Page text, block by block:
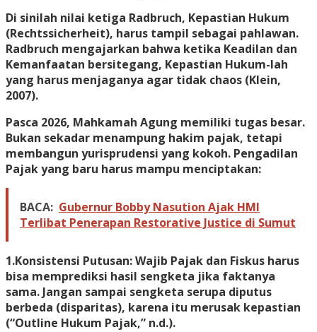
Di sinilah nilai ketiga Radbruch, Kepastian Hukum
(Rechtssicherheit), harus tampil sebagai pahlawan.
Radbruch mengajarkan bahwa ketika Keadilan dan
Kemanfaatan bersitegang, Kepastian Hukum-lah
yang harus menjaganya agar tidak chaos (Klein,
2007).
Pasca 2026, Mahkamah Agung memiliki tugas besar.
Bukan sekadar menampung hakim pajak, tetapi
membangun yurisprudensi yang kokoh. Pengadilan
Pajak yang baru harus mampu menciptakan:
BACA: Gubernur Bobby Nasution Ajak HMI
Terlibat Penerapan Restorative Justice di Sumut
1.Konsistensi Putusan: Wajib Pajak dan Fiskus harus
bisa memprediksi hasil sengketa jika faktanya
sama. Jangan sampai sengketa serupa diputus
berbeda (disparitas), karena itu merusak kepastian
(“Outline Hukum Pajak,” n.d.).